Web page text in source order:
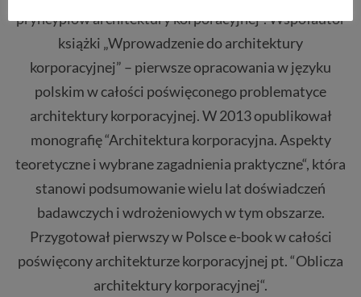
pryncypiów architektury korporacyjnej”. Współautor
książki „Wprowadzenie do architektury
korporacyjnej” – pierwsze opracowania w języku
polskim w całości poświęconego problematyce
architektury korporacyjnej. W 2013 opublikował
monografię “Architektura korporacyjna. Aspekty
teoretyczne i wybrane zagadnienia praktyczne“, która
stanowi podsumowanie wielu lat doświadczeń
badawczych i wdrożeniowych w tym obszarze.
Przygotował pierwszy w Polsce e-book w całości
poświęcony architekturze korporacyjnej pt. “Oblicza
architektury korporacyjnej“.